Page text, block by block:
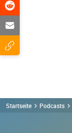
Startseite Podcasts